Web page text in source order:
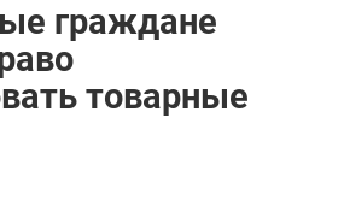
граждане
товарные